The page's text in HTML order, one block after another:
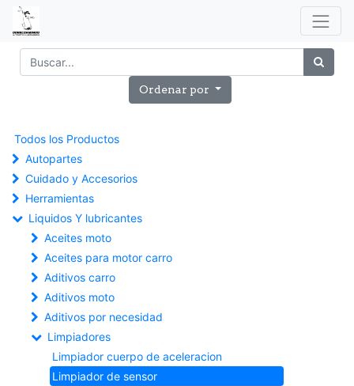
Ordenar por
Todos los Productos
Autopartes
Cuidado y Accesorios
Herramientas
Liquidos Y lubricantes
Aceites moto
Aceites para motor carro
Aditivos carro
Aditivos moto
Aditivos por necesidad
Limpiadores
Limpiador cuerpo de aceleracion
Limpiador de sensor